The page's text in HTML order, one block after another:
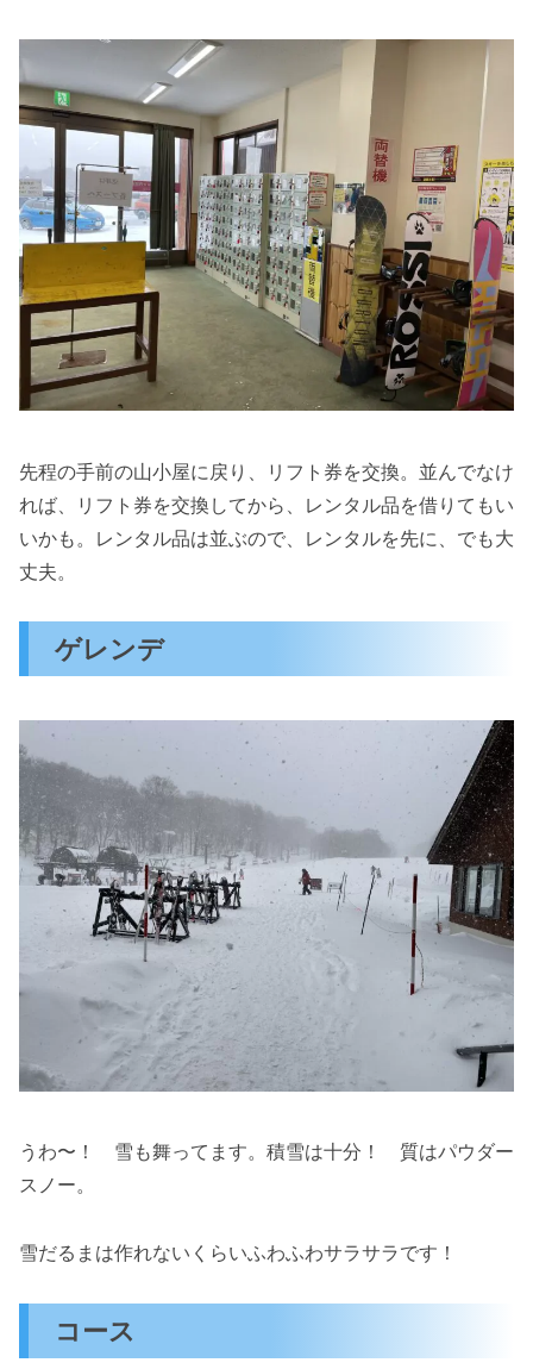
先程の手前の山小屋に戻り、リフト券を交換。並んでなけ
れば、リフト券を交換してから、レンタル品を借りてもい
いかも。レンタル品は並ぶので、レンタルを先に、でも大
丈夫。
ゲレンデ
うわ〜！ 雪も舞ってます。積雪は十分！ 質はパウダー
スノー。
雪だるまは作れないくらいふわふわサラサラです！
コース